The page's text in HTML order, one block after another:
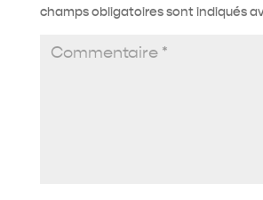
champs obligatoires sont indiqués